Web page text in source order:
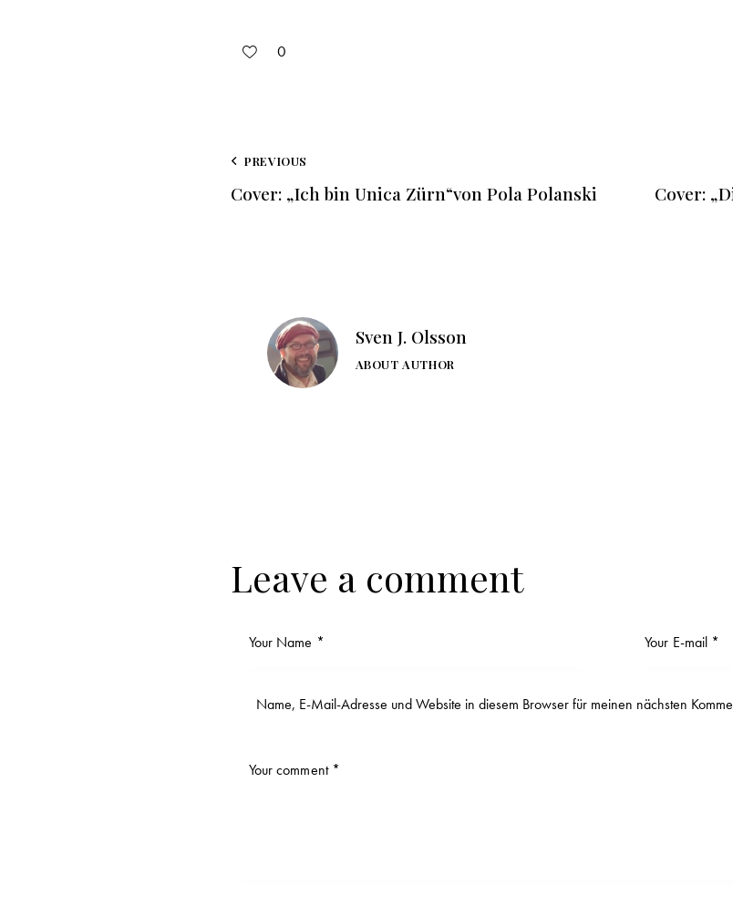
0
PREVIOUS
Cover: „Ich bin Unica Zürn“von Pola Polanski
Cover:
Sven J. Olsson
ABOUT AUTHOR
Leave a comment
Name, E-Mail-Adresse und Website in diesem Browser für meinen nächsten